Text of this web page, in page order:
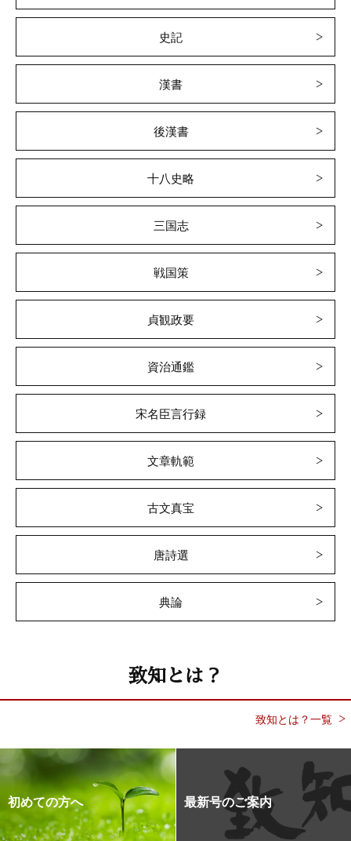
史記
漢書
後漢書
十八史略
三国志
戦国策
貞観政要
資治通鑑
宋名臣言行録
文章軌範
古文真宝
唐詩選
典論
致知とは？
致知とは？一覧
初めての方へ 最新号のご案内